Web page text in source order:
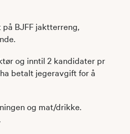
BJFF jaktterreng,
og inntil 2 kandidater pr
betalt jegeravgift for å
og mat/drikke.